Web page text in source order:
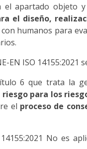
el apartado objeto
el diseño,
humanos para
EN ISO 14155:2021
6 que trata la
para los
el proceso de
No es